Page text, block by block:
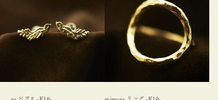
ao ピアス -K10- mimoza リング -K10-